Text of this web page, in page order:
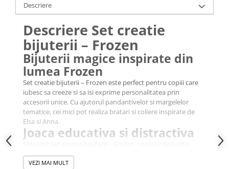
Descriere
Descriere Set creatie
bijuterii – Frozen
Bijuterii magice inspirate din
lumea Frozen
Set creatie bijuterii – Frozen este perfect pentru copiii care
iubesc sa creeze si sa isi exprime personalitatea prin
accesorii unice. Cu ajutorul pandantivelor si margelelor
tematice, cei mici pot realiza bratari si coliere inspirate de
Elsa si Anna.
Joaca educativa si distractiva
motricitatea fina, coordonarea mana-ochi si simtul estetic.
Este o activitate creativa si educativa ce ofera ore intregi de
VEZI MAI MULT